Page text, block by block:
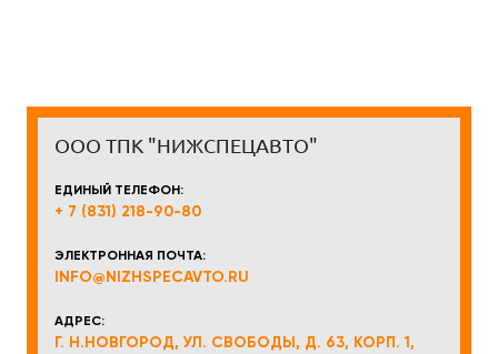
ООО ТПК "НИЖСПЕЦАВТО"
ЕДИНЫЙ ТЕЛЕФОН:
+ 7 (831) 218-90-80
ЭЛЕКТРОННАЯ ПОЧТА:
INFO@NIZHSPECAVTO.RU
АДРЕС:
Г. Н.НОВГОРОД, УЛ. СВОБОДЫ, Д. 63, КОРП. 1,